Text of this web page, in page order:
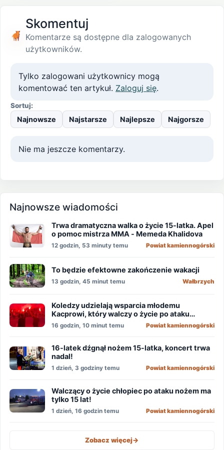
Skomentuj
Komentarze są dostępne dla zalogowanych
użytkowników.
Tylko zalogowani użytkownicy mogą
komentować ten artykuł. Zaloguj się.
Sortuj:
Najnowsze Najstarsze Najlepsze Najgorsze
Nie ma jeszcze komentarzy.
Najnowsze wiadomości
Trwa dramatyczna walka o życie 15-latka. Apel
o pomoc mistrza MMA - Memeda Khalidova
12 godzin, 53 minuty temu Powiat kamiennogórski
To będzie efektowne zakończenie wakacji
13 godzin, 45 minut temu Wałbrzych
Koledzy udzielają wsparcia młodemu
Kacprowi, który walczy o życie po ataku
nożownika!
16 godzin, 10 minut temu Powiat kamiennogórski
16-latek dźgnął nożem 15-latka, koncert trwa
nadal!
1 dzień, 3 godziny temu Powiat kamiennogórski
Walczący o życie chłopiec po ataku nożem ma
tylko 15 lat!
1 dzień, 16 godzin temu Powiat kamiennogórski
Zobacz więcej->